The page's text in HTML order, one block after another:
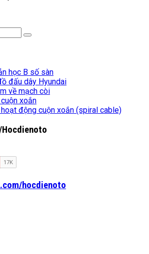
học B số sàn
đấu dây Hyundai
về mạch còi
cuộn xoắn
hoạt động cuộn xoắn (spiral cable)
Hocdienoto
hocdienoto